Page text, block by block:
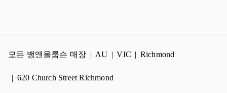
모든 뱅앤올룹슨 매장 AU VIC Richmond
620 Church Street Richmond